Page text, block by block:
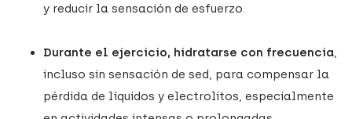
y reducir la sensación de esfuerzo.
Durante el ejercicio, hidratarse con frecuencia,
incluso sin sensación de sed, para compensar la
pérdida de líquidos y electrolitos, especialmente